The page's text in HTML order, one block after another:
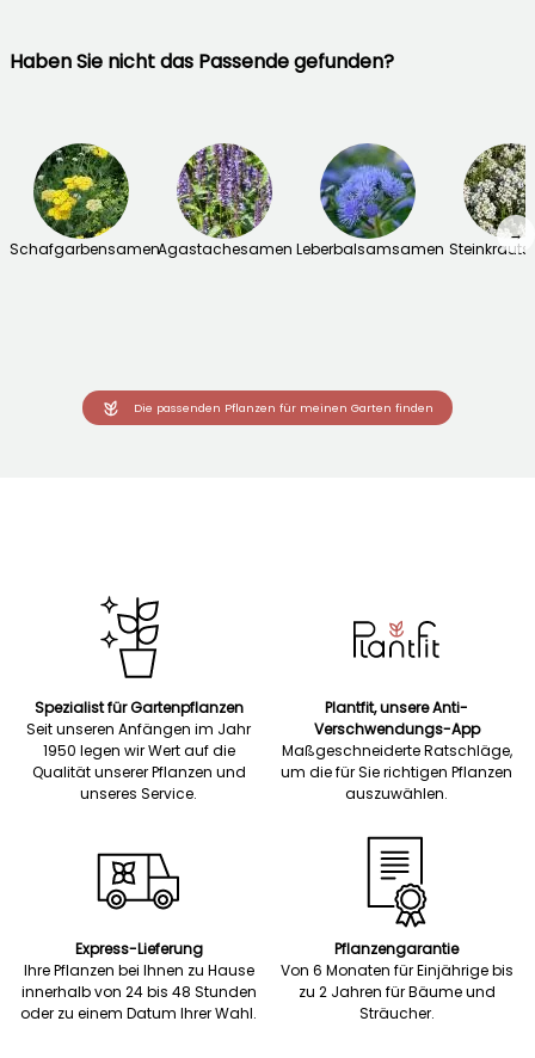
Haben Sie nicht das Passende gefunden?
SchafgarbensamenAgastachesamen Leberbalsamsamen
→
Die passenden Pflanzen für meinen Garten finden
Spezialist für Gartenpflanzen
Seit unseren Anfängen im Jahr
1950 legen wir Wert auf die
Qualität unserer Pflanzen und
unseres Service.
Plantfit, unsere Anti-
Verschwendungs-App
Maßgeschneiderte Ratschläge,
um die für Sie richtigen Pflanzen
auszuwählen.
Express-Lieferung
Ihre Pflanzen bei Ihnen zu Hause
innerhalb von 24 bis 48 Stunden
oder zu einem Datum Ihrer Wahl.
Pflanzengarantie
Von 6 Monaten für Einjährige bis
zu 2 Jahren für Bäume und
Sträucher.